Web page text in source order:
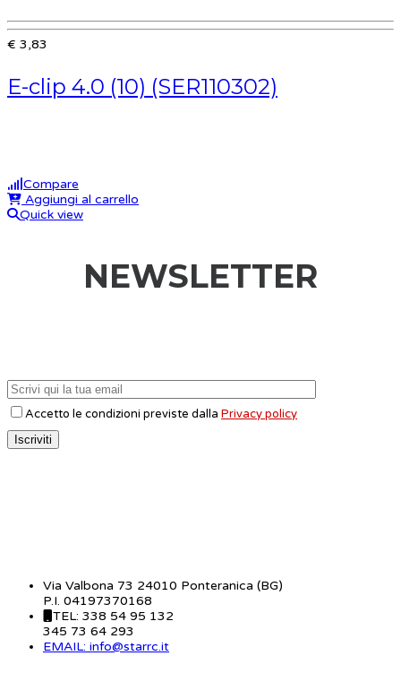
€ 3,83
E-clip 4.0 (10) (SER110302)
Compare
Aggiungi al carrello
Quick view
NEWSLETTER
Accetto le condizioni previste dalla Privacy policy
Via Valbona 73 24010 Ponteranica (BG)
P.I. 04197370168
TEL: 338 54 95 132
345 73 64 293
EMAIL: info@starrc.it